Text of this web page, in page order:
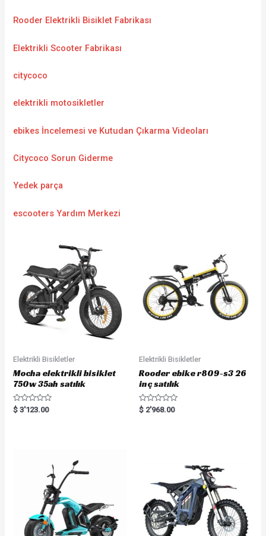
Rooder Elektrikli Bisiklet Fabrikası
Elektrikli Scooter Fabrikası
citycoco
elektrikli motosikletler
ebikes İncelemesi ve Kutudan Çıkarma Videoları
Citycoco Sorun Giderme
Yedek parça
escooters Yardım Merkezi
Elektrikli Bisikletler
Mocha elektrikli bisiklet
750w 35ah satılık
R
a
$ 3'123.00
Elektrikli Bisikletler
Rooder ebike r809-s3 26
inç satılık
R
a
$ 2'968.00